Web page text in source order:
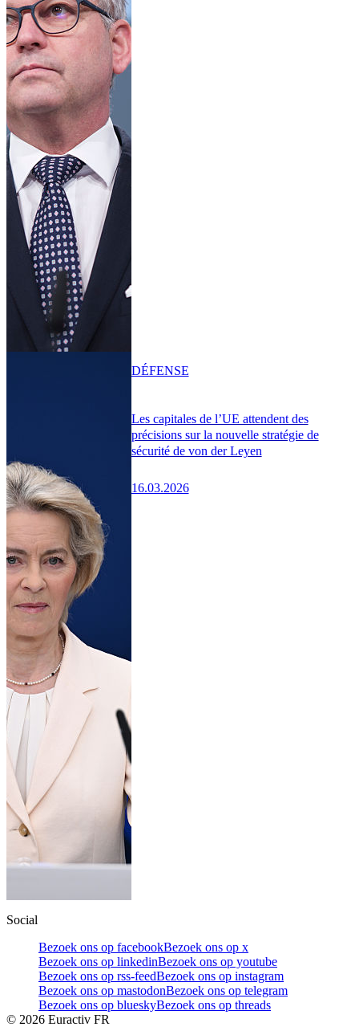
Les capitales de l’UE attendent des
précisions sur la nouvelle stratégie de
sécurité de von der Leyen
16.03.2026
DÉFENSE
Social
Bezoek ons op facebookBezoek ons op x
Bezoek ons op linkedinBezoek ons op youtube
Bezoek ons op rss-feedBezoek ons op instagram
Bezoek ons op mastodonBezoek ons op telegram
Bezoek ons op blueskyBezoek ons op threads
© 2026 Euractiv FR